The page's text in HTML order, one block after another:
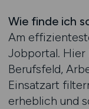
Wie finde ich
Am
Jobportal. Hier
Berufsfeld,
Einsatzart
erheblich und